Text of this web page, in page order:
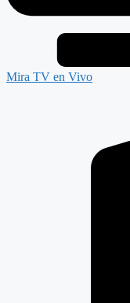
Mira TV en Vivo